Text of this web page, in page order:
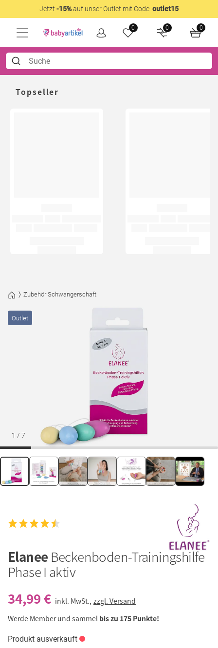
Jetzt -15%auf unser Outlet mit Code: outlet15
0 0 0
Topseller
Zubehör Schwangerschaft
1 / 7
Outlet
Elanee Beckenboden-Trainingshilfe
Phase I aktiv
34,99 € inkl. MwSt., zzgl. Versand
Werde Member und sammel bis zu 175 Punkte!
Produkt ausverkauft